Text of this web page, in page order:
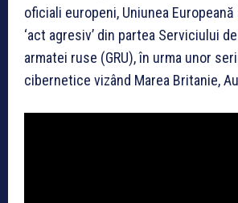
oficiali europeni, Uniunea
‘act agresiv’ din partea Serviciului
armatei ruse (GRU), în urma unor
cibernetice vizând Marea Britanie,